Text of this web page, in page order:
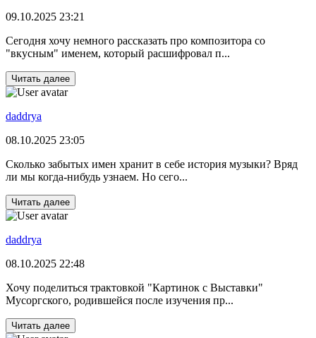
09.10.2025 23:21
Сегодня хочу немного рассказать про композитора со
"вкусным" именем, который расшифровал п...
Читать далее
daddrya
08.10.2025 23:05
Сколько забытых имен хранит в себе история музыки? Вряд
ли мы когда-нибудь узнаем. Но сего...
Читать далее
daddrya
08.10.2025 22:48
Хочу поделиться трактовкой "Картинок с Выставки"
Мусоргского, родившейся после изучения пр...
Читать далее